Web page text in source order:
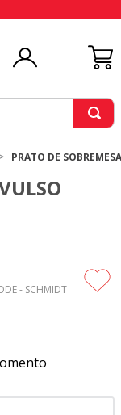
PRATO DE
- SCHMIDT